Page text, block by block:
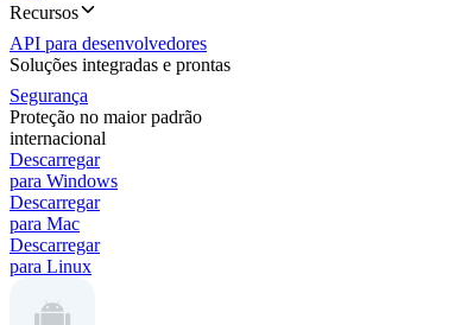
Recursos
API para desenvolvedores
Soluções integradas e prontas
Segurança
Proteção no maior padrão
internacional
Descarregar
para Windows
Descarregar
para Mac
Descarregar
para Linux